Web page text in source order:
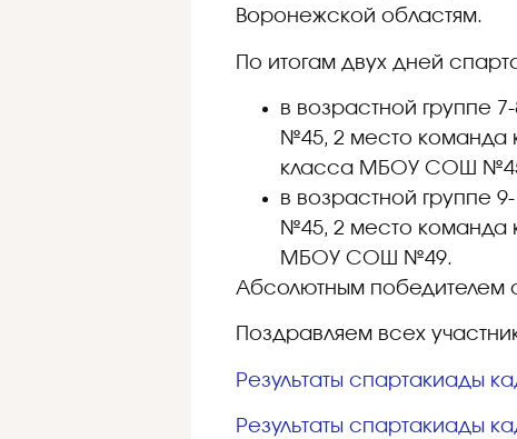
Воронежской областям.
По итогам двух дней
в возрастной группе
№45, 2 место команда
класса МБОУ СОШ
в возрастной группе
№45, 2 место команда
МБОУ СОШ №49.
Абсолютным победителем
Поздравляем всех
Результаты спартакиады
Результаты спартакиады